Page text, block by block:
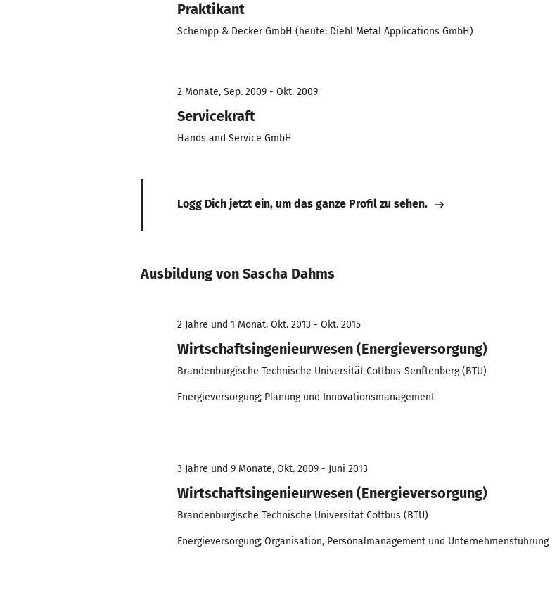
Praktikant
Schempp & Decker GmbH (heute: Diehl Metal Applications GmbH)
2 Monate, Sep. 2009 - Okt. 2009
Servicekraft
Hands and Service GmbH
Logg Dich jetzt ein, um das ganze Profil zu sehen.
Ausbildung von Sascha Dahms
2 Jahre und 1 Monat, Okt. 2013 - Okt. 2015
Wirtschaftsingenieurwesen (Energieversorgung)
Brandenburgische Technische Universität Cottbus-Senftenberg (BTU)
Energieversorgung; Planung und Innovationsmanagement
3 Jahre und 9 Monate, Okt. 2009 - Juni 2013
Wirtschaftsingenieurwesen (Energieversorgung)
Brandenburgische Technische Universität Cottbus (BTU)
Energieversorgung; Organisation, Personalmanagement und Unternehmensführung